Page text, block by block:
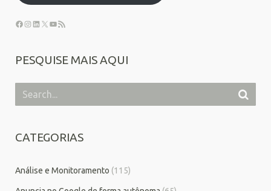
PESQUISE MAIS AQUI
CATEGORIAS
Análise e Monitoramento (115)